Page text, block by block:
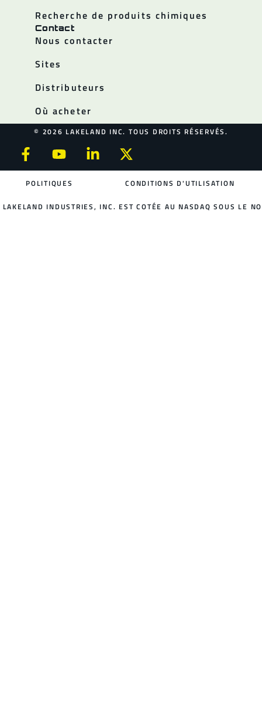
Recherche de produits chimiques
Contact
Nous contacter
Sites
Distributeurs
Où acheter
© 2026 LAKELAND INC. TOUS DROITS RÉSERVÉS.
POLITIQUES CONDITIONS D'UTILISATION
LAKELAND INDUSTRIES, INC. EST COTÉE AU NASDAQ SOUS LE